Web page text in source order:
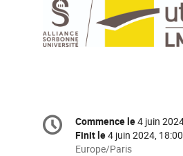
Information
de
Date/Heure
Commence le4 juin
Finit le4 juin 2024, 18:00
Toutes
Europe/Paris